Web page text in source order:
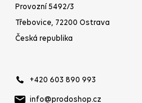
Provozní 5492/3
Třebovice, 72200 Ostrava
Česká republika
+420 603 890 993
info@prodoshop.cz